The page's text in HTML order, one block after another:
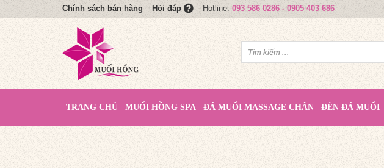
Chính sách bán hàng Hỏi đáp Hotline: 093 586 0286 - 0905 403 686
TRANG CHỦ MUỐI HỒNG SPA ĐÁ MUỐI MASSAGE CHÂN ĐÈN ĐÁ MUỐI